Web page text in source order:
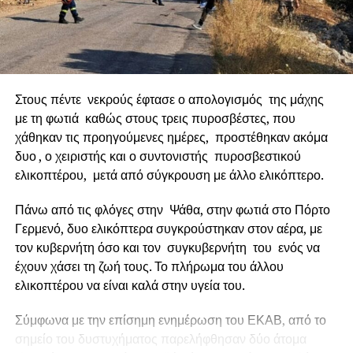
Παράκαμψης. Πρόκειται για το κρίσιμο βήμα που φέρνει το
μεγάλο αυτό έργο πιο κοντά στην υλοποίησή του.
Έργο ορόσημο
Ο Δήμαρχος Ναυπακτίας κ.Βασίλης Γκίζαςδήλωσε
σχετικά: «Η Παράκαμψη του Κάστρου Ναυπάκτου
Στους πέντε νεκρούς έφτασε ο απολογισμός της μάχης
με τη φωτιά καθώς στους τρεις πυροσβέστες, που
χάθηκαν τις προηγούμενες ημέρες, προστέθηκαν ακόμα
δυο , ο χειριστής και ο συντονιστής πυροσβεστικού
ελικοπτέρου, μετά από σύγκρουση με άλλο ελικόπτερο.
Πάνω από τις φλόγες στην Ψάθα, στην φωτιά στο Πόρτο
Γερμενό, δυο ελικόπτερα συγκρούστηκαν στον αέρα, με
τον κυβερνήτη όσο και τον συγκυβερνήτη του ενός να
έχουν χάσει τη ζωή τους. Το πλήρωμα του άλλου
ελικοπτέρου να είναι καλά στην υγεία του.
Σύμφωνα με την επίσημη ενημέρωση του ΕΚΑΒ, από το
σημείο του δυστυχήματος παρελήφθησαν δύο άτομα